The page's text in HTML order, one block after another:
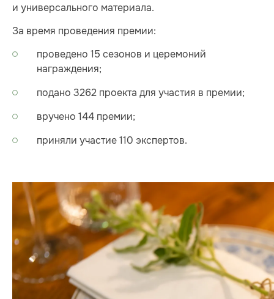
и универсального материала.
За время проведения премии:
проведено 15 сезонов и церемоний
награждения;
подано 3262 проекта для участия в премии;
вручено 144 премии;
приняли участие 110 экспертов.